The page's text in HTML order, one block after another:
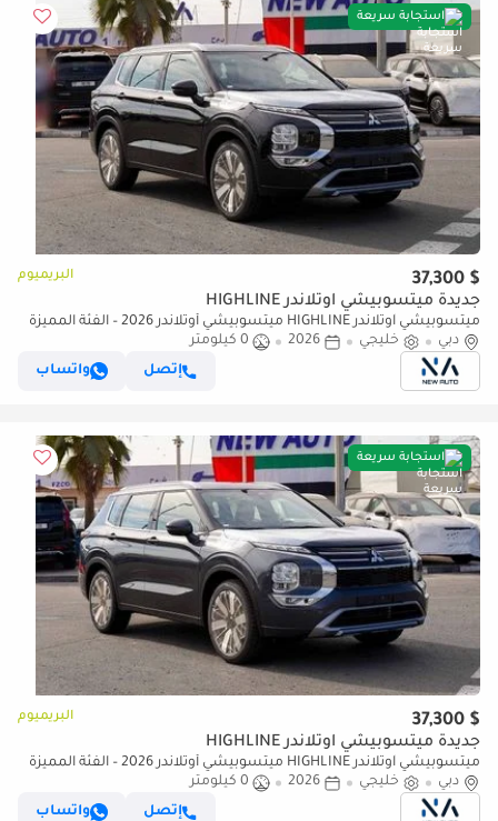
استجابة سريعة
$ 37,300 البريميوم
جديدة ميتسوبيشي آوتلاندر HIGHLINE
ميتسوبيشي آوتلاندر HIGHLINE ميتسوبيشي أوتلاندر 2026 – الفئة المميزة
(G09) 2.5 لتر | SUV بسبعة مقاعد | مواصفات الخليج | (للتصدير فقط)
دبي خليجي 2026
0 كيلومتر
إتصل
واتساب
استجابة سريعة
$ 37,300 البريميوم
جديدة ميتسوبيشي آوتلاندر HIGHLINE
ميتسوبيشي آوتلاندر HIGHLINE ميتسوبيشي أوتلاندر 2026 – الفئة المميزة
(G09) 2.5 لتر | SUV بسبعة مقاعد | مواصفات الخليج | (للتصدير فقط)
دبي خليجي 2026
0 كيلومتر
إتصل
واتساب